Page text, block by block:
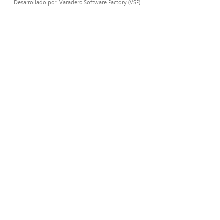
Desarrollado por: Varadero Software Factory (VSF)